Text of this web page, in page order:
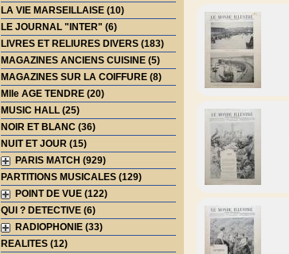
LA VIE MARSEILLAISE (10)
LE JOURNAL "INTER" (6)
LIVRES ET RELIURES DIVERS (183)
MAGAZINES ANCIENS CUISINE (5)
MAGAZINES SUR LA COIFFURE (8)
Mlle AGE TENDRE (20)
MUSIC HALL (25)
NOIR ET BLANC (36)
NUIT ET JOUR (15)
PARIS MATCH (929)
PARTITIONS MUSICALES (129)
POINT DE VUE (122)
QUI ? DETECTIVE (6)
RADIOPHONIE (33)
REALITES (12)